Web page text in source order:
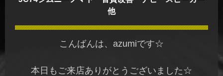
他
こんばんは、azumiです☆
本日もご来店ありがとうございました☆